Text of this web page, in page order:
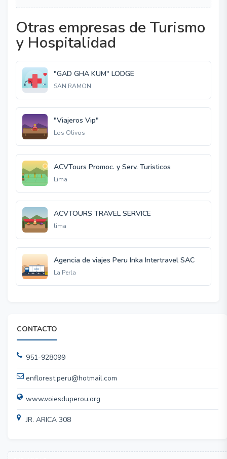
Otras empresas de Turismo
y Hospitalidad
"GAD GHA KUM" LODGE
SAN RAMON
"Viajeros Vip"
Los Olivos
ACVTours Promoc. y Serv. Turisticos
Lima
ACVTOURS TRAVEL SERVICE
lima
Agencia de viajes Peru Inka Intertravel SAC
La Perla
CONTACTO
951-928099
enflorest.peru@hotmail.com
www.voiesduperou.org
JR. ARICA 308